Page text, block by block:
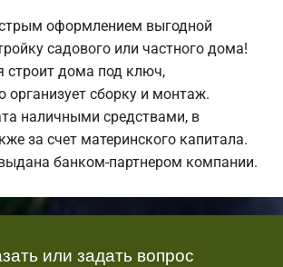
оформлением выгодной
садового или частного дома!
дома под ключ,
организует сборку и монтаж.
наличными средствами, в
за счет материнского капитала.
банком-партнером компании.
или задать вопрос